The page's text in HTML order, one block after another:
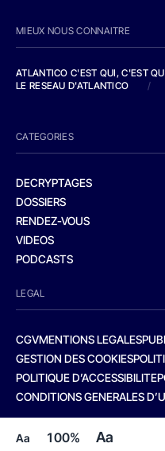
Aa 100% Aa
MIEUX NOUS CONNAITRE
ATLANTICO C'EST QUI, C'EST
LE RESEAU D'ATLANTICO
/
CATEGORIES
DECRYPTAGES
DOSSIERS
RENDEZ-VOUS
VIDEOS
PODCASTS
LEGAL
CGVMENTIONS LEGALES
GESTION DES COOKIES
POLITIQUE D’ACCESSIBILITE
CONDITIONS GENERALES